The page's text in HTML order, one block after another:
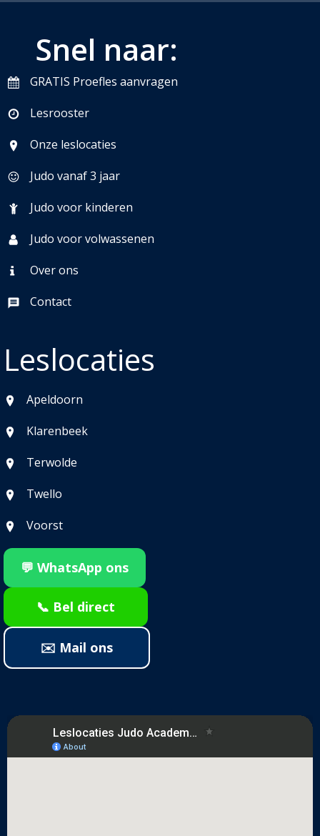
Snel naar:
GRATIS Proefles aanvragen
Lesrooster
Onze leslocaties
Judo vanaf 3 jaar
Judo voor kinderen
Judo voor volwassenen
Over ons
Contact
Leslocaties
Apeldoorn
Klarenbeek
Terwolde
Twello
Voorst
💬 WhatsApp ons
📞 Bel direct
✉️ Mail ons